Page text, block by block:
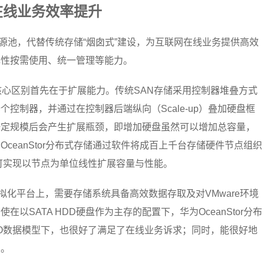
业务效率提升
，代替传统存储“烟囱式”建设，为互联网在线业务提供高效
按需使用、统一管理等能力。
区别首先在于扩展能力。传统SAN存储采用控制器堆叠方式
控制器，并通过在控制器后端纵向（Scale-up）叠加硬盘框
规模后会产生扩展瓶颈，即增加硬盘虽然可以增加总容量，
分布式存储通过软件将成百上千台存储硬件节点组织
现以节点为单位线性扩展容量与性能。
化平台上，需要存储系统具备高效数据存取及对VMware环境
在以SATA HDD硬盘作为主存的配置下，华为OceanStor分布
据模型下，也很好了满足了在线业务诉求；同时，能很好地